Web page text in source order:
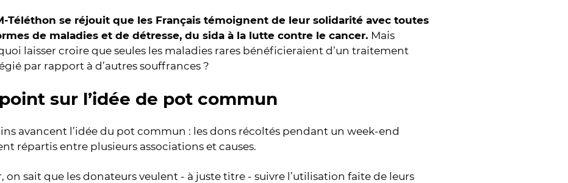
Téléthon se réjouit que les Français témoignent de leur solidarité avec toutes
de maladies et de détresse, du sida à la lutte contre le cancer. Mais
laisser croire que seules les maladies rares bénéficieraient d’un traitement
par rapport à d’autres souffrances ?
sur l’idée de pot commun
avancent l’idée du pot commun : les dons récoltés pendant un week-end
répartis entre plusieurs associations et causes.
on sait que les donateurs veulent - à juste titre - suivre l’utilisation faite de leurs